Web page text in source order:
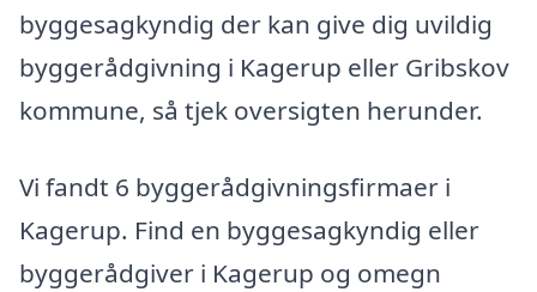
byggesagkyndig der kan give dig uvildig
byggerådgivning i Kagerup eller Gribskov
kommune, så tjek oversigten herunder.
Vi fandt 6 byggerådgivningsfirmaer i
Kagerup. Find en byggesagkyndig eller
byggerådgiver i Kagerup og omegn